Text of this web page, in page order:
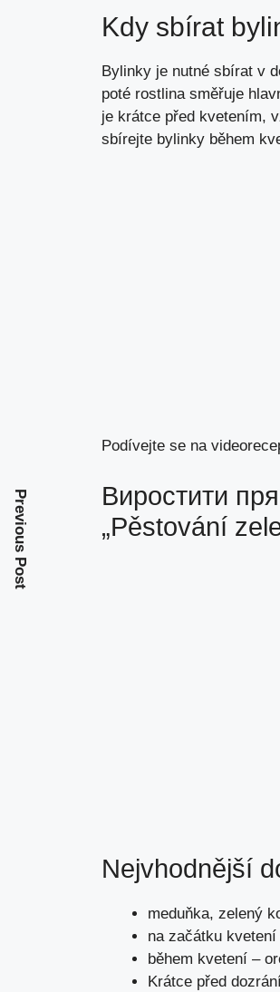
Kdy sbírat
Bylinky je nutné sbírat v
poté rostlina směřuje
je krátce před kvetením,
sbírejte bylinky během
Podívejte se na
Виростити
„Pěstování
Nejvhodnější
meduňka, zelený
na začátku
během kvetení –
Krátce před
Previous Post